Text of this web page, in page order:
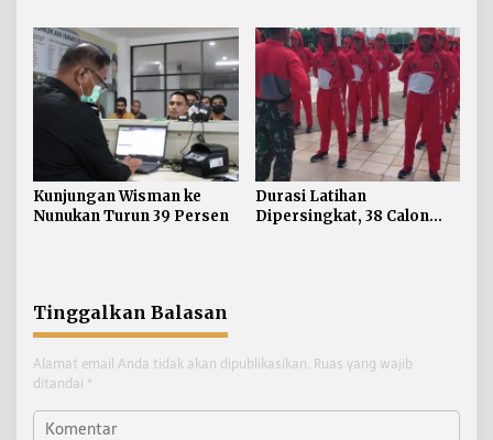
Personel
Kunjungan Wisman ke
Nunukan Turun 39 Persen
Durasi Latihan
Dipersingkat, 38 Calon
Tinggalkan Balasan
Alamat email Anda tidak akan dipublikasikan. Ruas yang wajib
ditandai *